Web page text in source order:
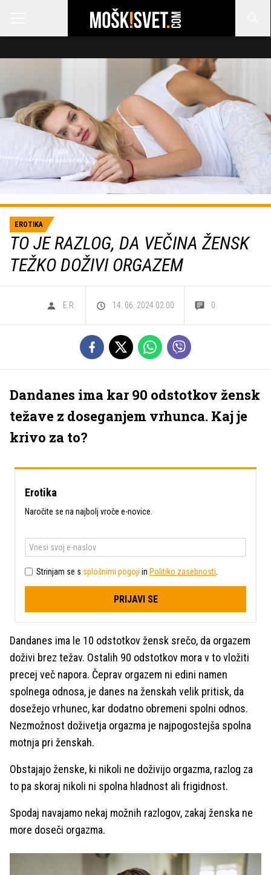
EROTIKA
TO JE RAZLOG, DA VEČINA ŽENSK
TEŽKO DOŽIVI ORGAZEM
E.R. 14. 06. 2024 02.00 0
Dandanes ima kar 90 odstotkov žensk
težave z doseganjem vrhunca. Kaj je
krivo za to?
Erotika
Naročite se na najbolj vroče e-novice.
Strinjam se s splošnimi pogoji in Politiko zasebnosti
PRIJAVI SE
Dandanes ima le 10 odstotkov žensk srečo, da orgazem
doživi brez težav. Ostalih 90 odstotkov mora v to vložiti
precej več napora. Čeprav orgazem ni edini namen
spolnega odnosa, je danes na ženskah velik pritisk, da
dosežejo vrhunec, kar dodatno obremeni spolni odnos.
Nezmožnost doživetja orgazma je najpogostejša spolna
motnja pri ženskah.
Obstajajo ženske, ki nikoli ne doživijo orgazma, razlog za
to pa skoraj nikoli ni spolna hladnost ali frigidnost.
Spodaj navajamo nekaj možnih razlogov, zakaj ženska ne
more doseči orgazma.